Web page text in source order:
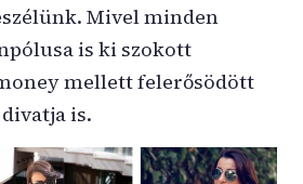
Mivel minden
is ki szokott
mellett felerősödött
divatja is.